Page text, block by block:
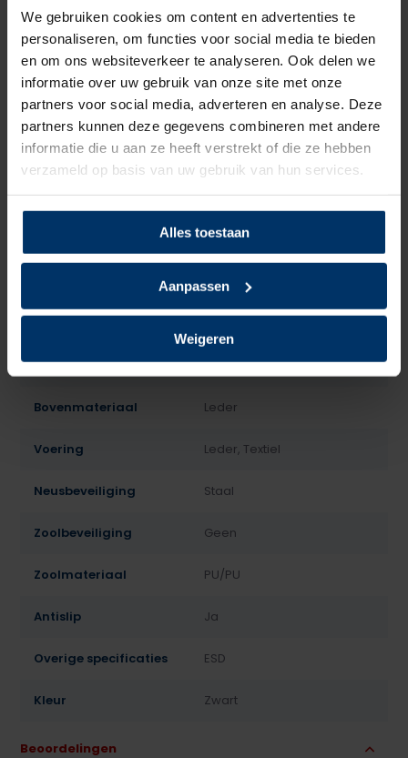
We gebruiken cookies om content en advertenties te
personaliseren, om functies voor social media te bieden
en om ons websiteverkeer te analyseren. Ook delen we
informatie over uw gebruik van onze site met onze
partners voor social media, adverteren en analyse. Deze
partners kunnen deze gegevens combineren met andere
informatie die u aan ze heeft verstrekt of die ze hebben
verzameld op basis van uw gebruik van hun services.
Alles toestaan
Aanpassen
Weigeren
Active 200 of een van onze andere producten, dan kun je
altijd contact opnemen met een van onze specialisten.
Categorie: HKS werkschoenen
Specificaties
Merk HKS
S2
Heren
Sluiting Veter
Bovenmateriaal Leder
Voering Leder, Textiel
Neusbeveiliging Staal
Zoolbeveiliging Geen
Zoolmateriaal PU/PU
Antislip Ja
Overige specificaties ESD
Kleur Zwart
Beoordelingen